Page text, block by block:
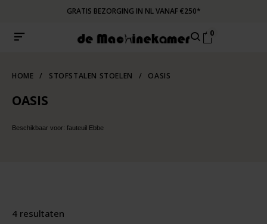
GRATIS BEZORGING IN NL VANAF €250*
0
HOME / STOFSTALEN STOELEN / OASIS
OASIS
Beschikbaar voor: fauteuil Ebbe
4 resultaten